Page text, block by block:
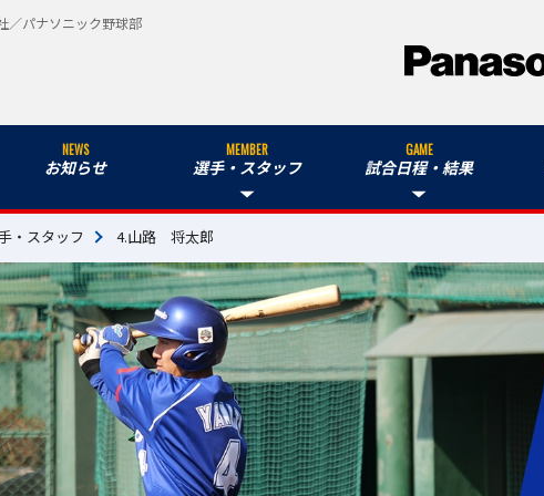
／パナソニック野球部
NEWS
お知らせ
MEMBER
選手・スタッフ
GAME
試合日程・結果
・スタッフ 4.山路 将太郎